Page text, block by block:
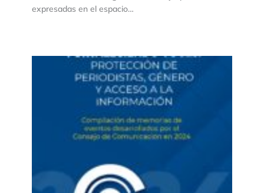
expresadas en el espacio…